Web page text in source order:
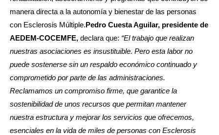
manera directa a la autonomía y bienestar de las personas
con Esclerosis Múltiple.Pedro Cuesta Aguilar, presidente de
AEDEM-COCEMFE, declara que: “El trabajo que realizan
nuestras asociaciones es insustituible. Pero esta labor no
puede sostenerse sin un respaldo económico continuado y
comprometido por parte de las administraciones.
Reclamamos un compromiso firme, que garantice la
sostenibilidad de unos recursos que permitan mantener
nuestra estructura y mejorar los servicios que ofrecemos,
esenciales en la vida de miles de personas con Esclerosis